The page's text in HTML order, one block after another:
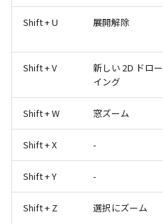
Shift + U 展開解除
Shift + V
新しい 2D ドロー
イング
Shift + W 窓ズーム
Shift + X -
Shift + Y -
Shift + Z 選択にズーム